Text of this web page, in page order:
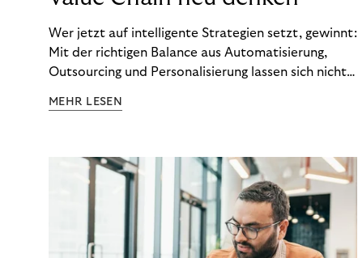
Wer jetzt auf intelligente Strategien setzt, gewinnt:
Mit der richtigen Balance aus Automatisierung,
Outsourcing und Personalisierung lassen sich nicht
Ergebnisse sichern. Riverty zeigt, wie Recovery-
MEHR LESEN